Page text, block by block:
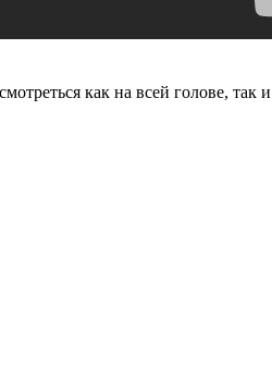
как на всей голове, так